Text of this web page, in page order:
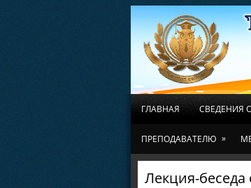
ГЛАВНАЯ СВЕДЕНИЯ
ПРЕПОДАВАТЕЛЮ »
Лекция-беседа